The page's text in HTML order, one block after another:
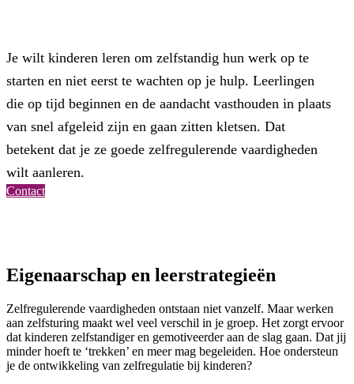
Je wilt kinderen leren om zelfstandig hun werk op te
starten en niet eerst te wachten op je hulp. Leerlingen
die op tijd beginnen en de aandacht vasthouden in plaats
van snel afgeleid zijn en gaan zitten kletsen. Dat
betekent dat je ze goede zelfregulerende vaardigheden
wilt aanleren.
Contact
Eigenaarschap en leerstrategieën
Zelfregulerende vaardigheden ontstaan niet vanzelf. Maar werken
aan zelfsturing maakt wel veel verschil in je groep. Het zorgt ervoor
dat kinderen zelfstandiger en gemotiveerder aan de slag gaan. Dat jij
minder hoeft te ‘trekken’ en meer mag begeleiden. Hoe ondersteun
je de ontwikkeling van zelfregulatie bij kinderen?